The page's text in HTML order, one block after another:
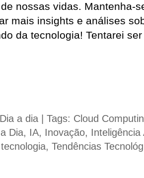
nossas vidas. Mantenha-
mais insights e análises
da tecnologia! Tentarei
Dia a dia | Tags: Cloud
Dia, IA, Inovação, Inteligência
tecnologia, Tendências